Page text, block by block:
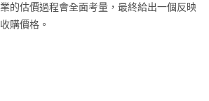
的估價過程會全面考量，最終給出一個反映
購價格。